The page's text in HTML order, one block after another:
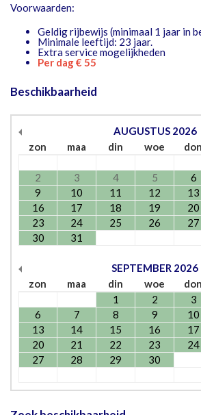
Voorwaarden:
Geldig rijbewijs (minimaal 1 jaar in
Minimale leeftijd: 23 jaar.
Extra service mogelijkheden
Per dag € 55
Beschikbaarheid
AUGUSTUS 2026
zon
maa din woe don
2
3 4 5 6
9
10 11 12 13
16
17 18 19 20
23
24 25 26 27
30
31
SEPTEMBER 2026
zon
maa din woe don
1
2 3
6
7 8 9 10
13
14 15 16 17
20
21 22 23 24
27
28 29 30